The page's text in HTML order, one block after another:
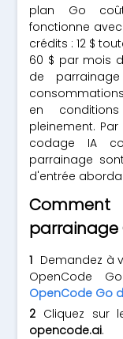
plan Go
fonctionne
crédits : 12 $
60 $ par mois
de
en
pleinement.
codage IA
parrainage
d'entrée
parrainage
Demandez à
OpenCode
OpenCode Go
Cliquez sur
opencode.ai.